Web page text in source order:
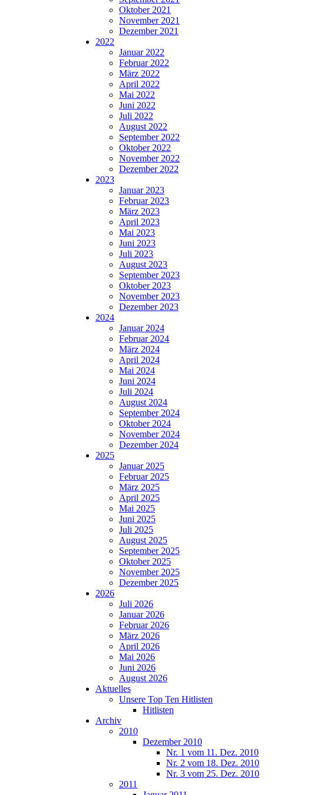
Oktober 2021
November 2021
Dezember 2021
2022
Januar 2022
Februar 2022
März 2022
April 2022
Mai 2022
Juni 2022
Juli 2022
August 2022
September 2022
Oktober 2022
November 2022
Dezember 2022
2023
Januar 2023
Februar 2023
März 2023
April 2023
Mai 2023
Juni 2023
Juli 2023
August 2023
September 2023
Oktober 2023
November 2023
Dezember 2023
2024
Januar 2024
Februar 2024
März 2024
April 2024
Mai 2024
Juni 2024
Juli 2024
August 2024
September 2024
Oktober 2024
November 2024
Dezember 2024
2025
Januar 2025
Februar 2025
März 2025
April 2025
Mai 2025
Juni 2025
Juli 2025
August 2025
September 2025
Oktober 2025
November 2025
Dezember 2025
2026
Juli 2026
Januar 2026
Februar 2026
März 2026
April 2026
Mai 2026
Juni 2026
August 2026
Aktuelles
Unsere Top Ten Hitlisten
Hitlisten
Archiv
2010
Dezember 2010
Nr. 1 vom 11. Dez. 2010
Nr. 2 vom 18. Dez. 2010
Nr. 3 vom 25. Dez. 2010
2011